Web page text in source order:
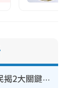
裝修拆鐵閘隨時變賊人目標？網民揭2大關鍵用途：裝新式等於白裝？附新舊鐵閘分別